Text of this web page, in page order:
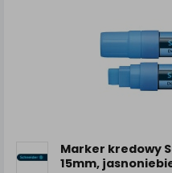
Marker kredowy
15mm,